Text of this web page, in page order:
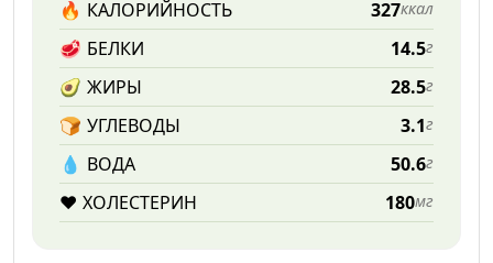
🔥 КАЛОРИЙНОСТЬ 327ккал
🥩 БЕЛКИ 14.5г
🥑 ЖИРЫ 28.5г
🍞 УГЛЕВОДЫ 3.1г
💧️ ВОДА 50.6г
❤️ ХОЛЕСТЕРИН 180мг